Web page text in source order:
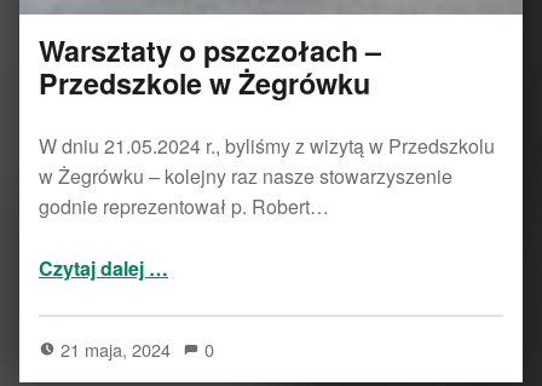
Warsztaty o pszczołach –
Przedszkole w Żegrówku
W dniu 21.05.2024 r., byliśmy z wizytą w Przedszkolu
w Żegrówku – kolejny raz nasze stowarzyszenie
godnie reprezentował p. Robert…
Czytaj dalej …
21 maja, 2024 0